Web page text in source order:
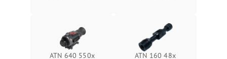
Поломка системы защиты
от перенапряжения
Подробнее →
ATN 640 550x ATN 160 48x